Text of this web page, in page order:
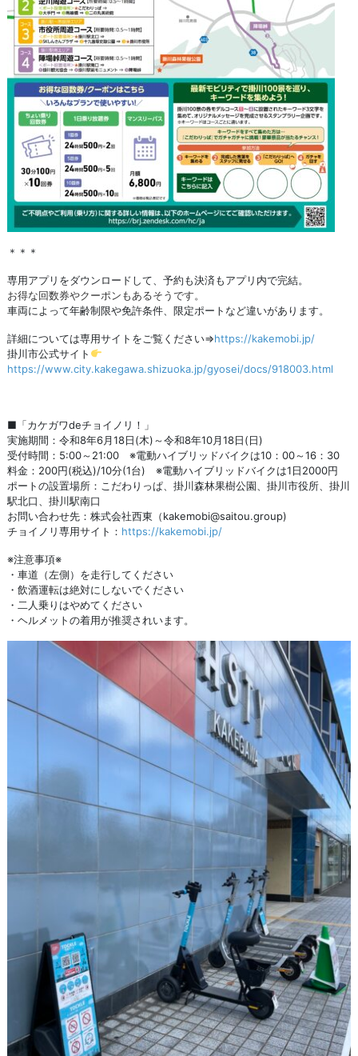
＊＊＊
専用アプリをダウンロードして、予約も決済もアプリ内で完結。
お得な回数券やクーポンもあるそうです。
車両によって年齢制限や免許条件、限定ポートなど違いがあります。
詳細については専用サイトをご覧ください⇒https://kakemobi.jp/
掛川市公式サイト
https://www.city.kakegawa.shizuoka.jp/gyosei/docs/918003.html
■「カケガワdeチョイノリ！」
実施期間：令和8年6月18日(木)～令和8年10月18日(日)
受付時間：5:00～21:00 ※電動ハイブリッドバイクは10：00～16：30
料金：200円(税込)/10分(1台) ※電動ハイブリッドバイクは1日2000円
ポートの設置場所：こだわりっぱ、掛川森林果樹公園、掛川市役所、掛川
駅北口、掛川駅南口
お問い合わせ先：株式会社西東（kakemobi@saitou.group)
チョイノリ専用サイト： https://kakemobi.jp/
※注意事項※
・車道（左側）を走行してください
・飲酒運転は絶対にしないでください
・二人乗りはやめてください
・ヘルメットの着用が推奨されいます。